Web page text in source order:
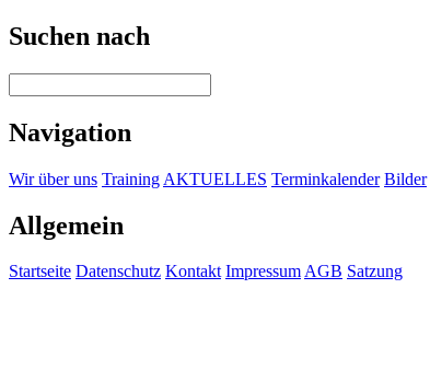
Suchen nach
Navigation
Wir über uns Training AKTUELLES Terminkalender Bilder
Allgemein
Startseite Datenschutz Kontakt ImpressumAGB Satzung